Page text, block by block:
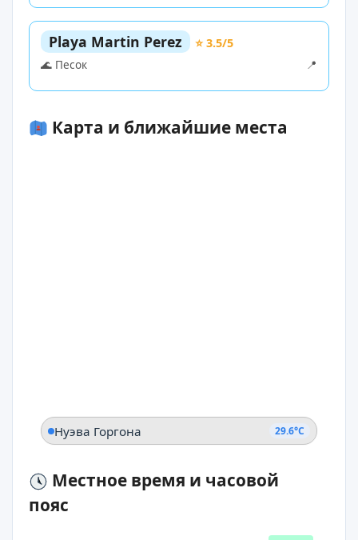
Playa Martin Perez
⭐ 3.5/5
🌊 Песок
📍
Карта и ближайшие места
Нуэва Горгона 29.6°C
Местное время и часовой
пояс